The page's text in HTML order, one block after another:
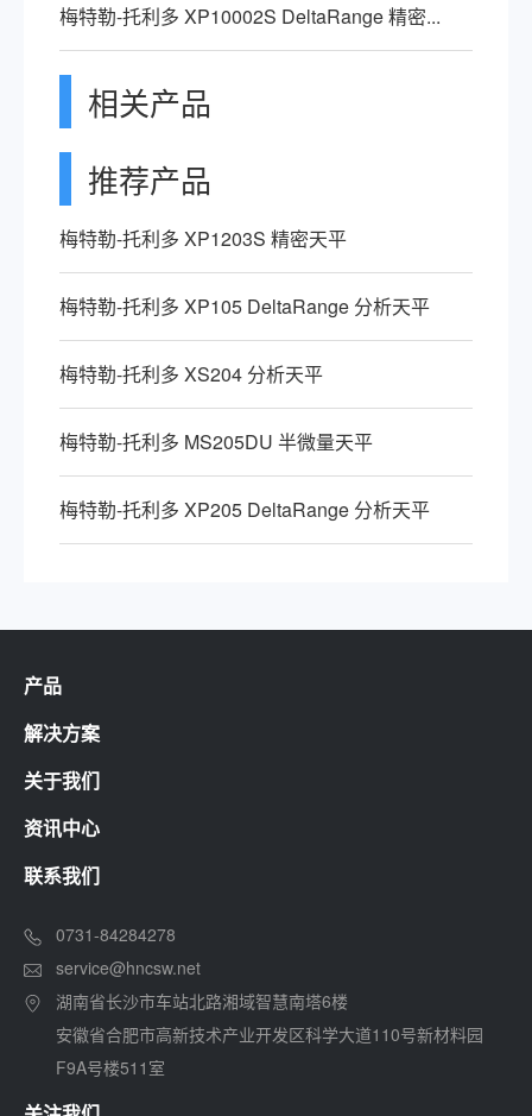
梅特勒-托利多 XP10002S DeltaRange 精密...
相关产品
推荐产品
梅特勒-托利多 XP1203S 精密天平
梅特勒-托利多 XP105 DeltaRange 分析天平
梅特勒-托利多 XS204 分析天平
梅特勒-托利多 MS205DU 半微量天平
梅特勒-托利多 XP205 DeltaRange 分析天平
产品
解决方案
关于我们
资讯中心
联系我们
0731-84284278
service@hncsw.net
湖南省长沙市车站北路湘域智慧南塔6楼
安徽省合肥市高新技术产业开发区科学大道110号新材料园
F9A号楼511室